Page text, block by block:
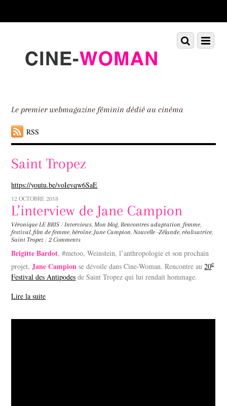
down
Le premier webmagazine féminin dédié au cinéma
RSS
Menu
Scroll
down
Saint Tropez
https://youtu.be/voIevqw6SaE
12 OCTOBRE 2018
L’interview de Jane Campion
Véronique LE BRIS / Interviews,Mon blog,Rencontres adaptation, femme,
festival, film de femme,héroïne, Jane Campion,Nouvelle -Zélande,réalisatrice,
Saint Tropez / 2 Comments
Brigitte Bardot, #metoo, Weinstein, l’anthropologie et son prochain
projet,Jane Campion se dévoile dans Cine-Woman. Rencontre au20e
Festival des Antipodes de Saint Tropez qui lui rendait hommage.
Lire la suite